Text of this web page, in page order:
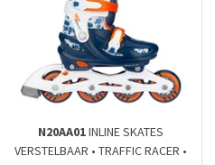
N20AA01INLINE SKATES
VERSTELBAAR • TRAFFIC RACER •